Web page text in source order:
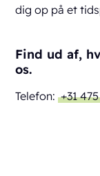
dig op på et
Find ud af,
os.
Telefon: +31